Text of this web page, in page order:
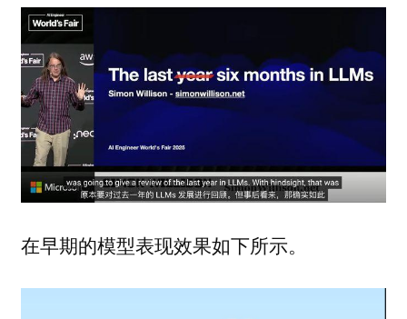
在早期的模型表现效果如下所示。